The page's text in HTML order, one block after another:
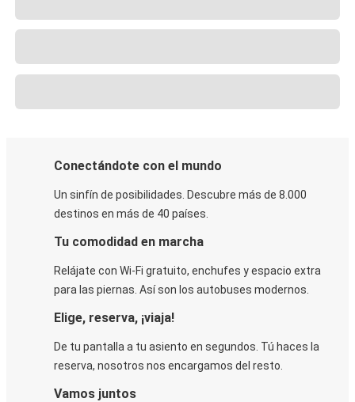
Conectándote con el mundo
Un sinfín de posibilidades. Descubre más de 8.000
destinos en más de 40 países.
Tu comodidad en marcha
Relájate con Wi-Fi gratuito, enchufes y espacio extra
para las piernas. Así son los autobuses modernos.
Elige, reserva, ¡viaja!
De tu pantalla a tu asiento en segundos. Tú haces la
reserva, nosotros nos encargamos del resto.
Vamos juntos